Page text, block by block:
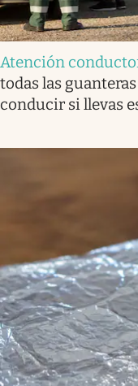
Atención
todas las
conducir si llevas